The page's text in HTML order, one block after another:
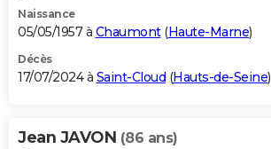
Naissance
05/05/1957 à Chaumont(Haute-Marne)
Décès
17/07/2024 à Saint-Cloud (Hauts-de-Seine)
Jean JAVON (86 ans)